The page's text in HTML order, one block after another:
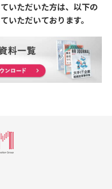
いただいた方は、以下の
いただいております。